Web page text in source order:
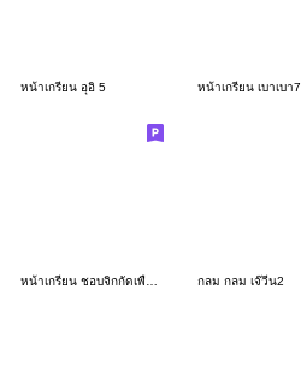
หน้าเกรียน อุอิ 5 หน้าเกรียน เบาเบา7
หน้าเกรียน ชอบจิกกัดเพื่อนอ่ะ กลม กลม เจ๊วีน2